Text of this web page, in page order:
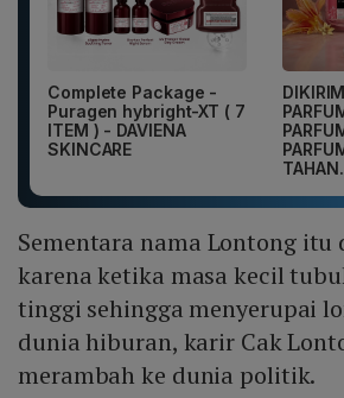
Complete Package -
Puragen hybright-XT ( 7
ITEM ) - DAVIENA
SKINCARE
Sementara nama Lontong itu
karena ketika masa kecil
tinggi sehingga menyerupai
dunia hiburan, karir Cak
merambah ke dunia politik.